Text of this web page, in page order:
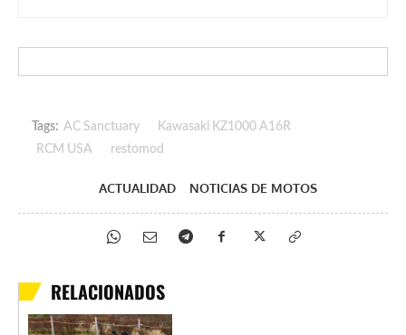
Tags: AC Sanctuary
Kawasaki KZ1000 A16R
RCM USA
restomod
ACTUALIDAD NOTICIAS DE MOTOS
RELACIONADOS